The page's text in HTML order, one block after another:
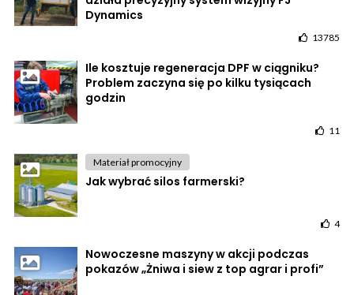
Dynamics
13785
Ile kosztuje regeneracja DPF w ciągniku?
Problem zaczyna się po kilku tysiącach
godzin
11
Materiał promocyjny
Jak wybrać silos farmerski?
4
Nowoczesne maszyny w akcji podczas
pokazów „Żniwa i siew z top agrar i profi”